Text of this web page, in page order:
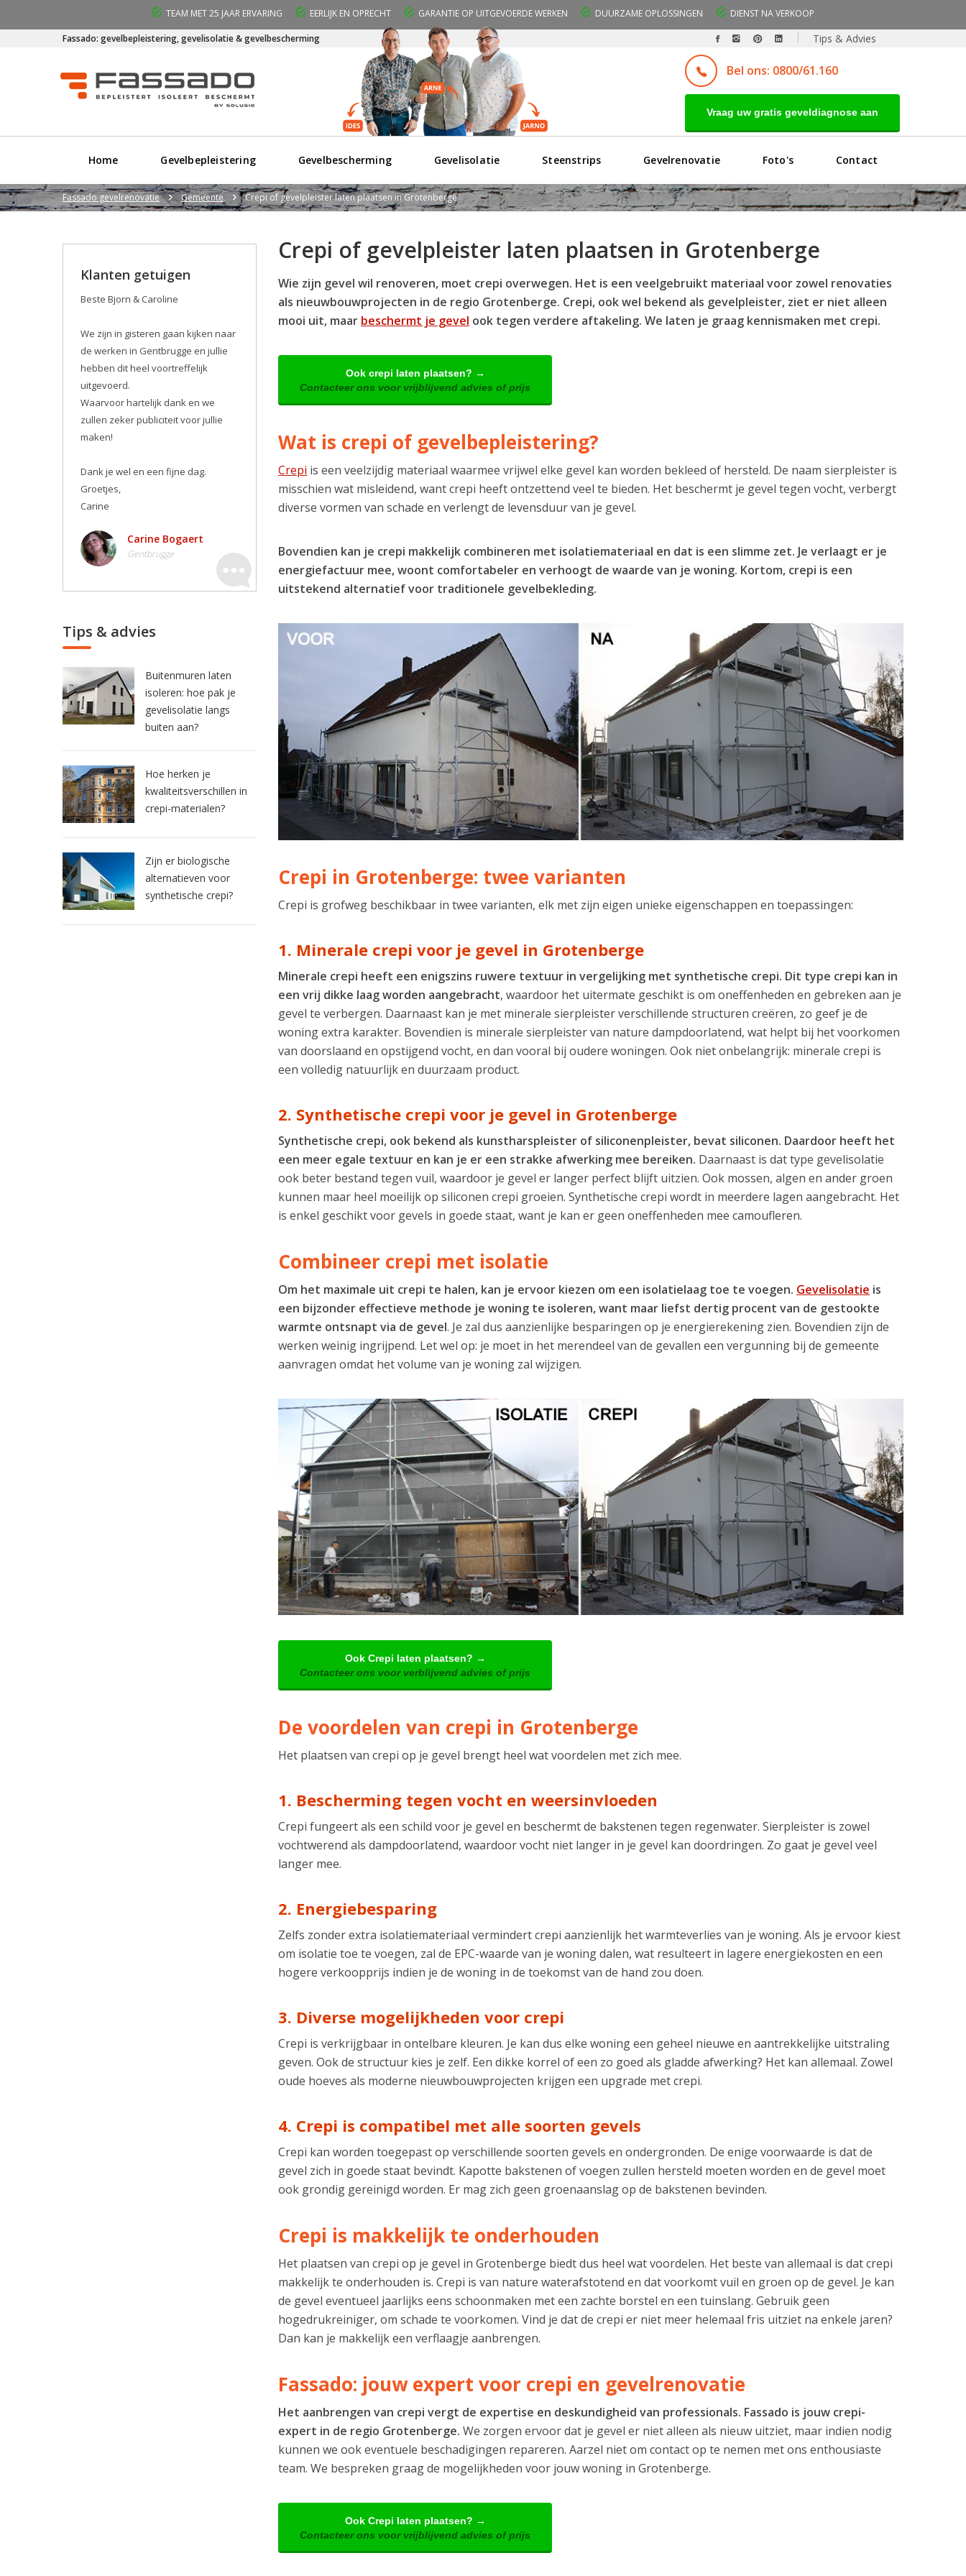
TEAM MET 25 JAAR ERVARING EERLIJK EN OPRECHT GARANTIE OP UITGEVOERDE WERKEN DUURZAME OPLOSSINGEN DIENST NA VERKOOP
Fassado: gevelbepleistering, gevelisolatie & gevelbescherming Tips & Advies
Bel ons: 0800/61.160
Vraag uw gratis geveldiagnose aan
Home Gevelbepleistering Gevelbescherming Gevelisolatie Steenstrips Gevelrenovatie Foto's Contact
Fassado gevelrenovatie Gemeente Crepi of gevelpleister laten plaatsen in Grotenberge
Crepi of gevelpleister laten plaatsen in Grotenberge
Wie zijn gevel wil renoveren, moet crepi overwegen. Het is een veelgebruikt materiaal voor zowel renovaties
als nieuwbouwprojecten in de regio Grotenberge. Crepi, ook wel bekend als gevelpleister, ziet er niet alleen
mooi uit, maar beschermt je gevel ook tegen verdere aftakeling. We laten je graag kennismaken met crepi.
Ook crepi laten plaatsen? →
Contacteer ons voor vrijblijvend advies of prijs
Wat is crepi of gevelbepleistering?
Crepi is een veelzijdig materiaal waarmee vrijwel elke gevel kan worden bekleed of hersteld. De naam sierpleister is
misschien wat misleidend, want crepi heeft ontzettend veel te bieden. Het beschermt je gevel tegen vocht, verbergt
diverse vormen van schade en verlengt de levensduur van je gevel.
Bovendien kan je crepi makkelijk combineren met isolatiemateriaal en dat is een slimme zet. Je verlaagt er je
energiefactuur mee, woont comfortabeler en verhoogt de waarde van je woning. Kortom, crepi is een
uitstekend alternatief voor traditionele gevelbekleding.
Crepi in Grotenberge: twee varianten
Crepi is grofweg beschikbaar in twee varianten, elk met zijn eigen unieke eigenschappen en toepassingen:
1. Minerale crepi voor je gevel in Grotenberge
Minerale crepi heeft een enigszins ruwere textuur in vergelijking met synthetische crepi. Dit type crepi kan in
een vrij dikke laag worden aangebracht, waardoor het uitermate geschikt is om oneffenheden en gebreken aan je
gevel te verbergen. Daarnaast kan je met minerale sierpleister verschillende structuren creëren, zo geef je de
woning extra karakter. Bovendien is minerale sierpleister van nature dampdoorlatend, wat helpt bij het voorkomen
van doorslaand en opstijgend vocht, en dan vooral bij oudere woningen. Ook niet onbelangrijk: minerale crepi is
een volledig natuurlijk en duurzaam product.
2. Synthetische crepi voor je gevel in Grotenberge
Synthetische crepi, ook bekend als kunstharspleister of siliconenpleister, bevat siliconen. Daardoor heeft het
een meer egale textuur en kan je er een strakke afwerking mee bereiken. Daarnaast is dat type gevelisolatie
ook beter bestand tegen vuil, waardoor je gevel er langer perfect blijft uitzien. Ook mossen, algen en ander groen
kunnen maar heel moeilijk op siliconen crepi groeien. Synthetische crepi wordt in meerdere lagen aangebracht. Het
is enkel geschikt voor gevels in goede staat, want je kan er geen oneffenheden mee camoufleren.
Combineer crepi met isolatie
Om het maximale uit crepi te halen, kan je ervoor kiezen om een isolatielaag toe te voegen. Gevelisolatie is
een bijzonder effectieve methode je woning te isoleren, want maar liefst dertig procent van de gestookte
warmte ontsnapt via de gevel. Je zal dus aanzienlijke besparingen op je energierekening zien. Bovendien zijn de
werken weinig ingrijpend. Let wel op: je moet in het merendeel van de gevallen een vergunning bij de gemeente
aanvragen omdat het volume van je woning zal wijzigen.
Ook Crepi laten plaatsen? →
Contacteer ons voor verblijvend advies of prijs
De voordelen van crepi in Grotenberge
Het plaatsen van crepi op je gevel brengt heel wat voordelen met zich mee.
1. Bescherming tegen vocht en weersinvloeden
Crepi fungeert als een schild voor je gevel en beschermt de bakstenen tegen regenwater. Sierpleister is zowel
vochtwerend als dampdoorlatend, waardoor vocht niet langer in je gevel kan doordringen. Zo gaat je gevel veel
langer mee.
2. Energiebesparing
Zelfs zonder extra isolatiemateriaal vermindert crepi aanzienlijk het warmteverlies van je woning. Als je ervoor kiest
om isolatie toe te voegen, zal de EPC-waarde van je woning dalen, wat resulteert in lagere energiekosten en een
hogere verkoopprijs indien je de woning in de toekomst van de hand zou doen.
3. Diverse mogelijkheden voor crepi
Crepi is verkrijgbaar in ontelbare kleuren. Je kan dus elke woning een geheel nieuwe en aantrekkelijke uitstraling
geven. Ook de structuur kies je zelf. Een dikke korrel of een zo goed als gladde afwerking? Het kan allemaal. Zowel
oude hoeves als moderne nieuwbouwprojecten krijgen een upgrade met crepi.
4. Crepi is compatibel met alle soorten gevels
Crepi kan worden toegepast op verschillende soorten gevels en ondergronden. De enige voorwaarde is dat de
gevel zich in goede staat bevindt. Kapotte bakstenen of voegen zullen hersteld moeten worden en de gevel moet
ook grondig gereinigd worden. Er mag zich geen groenaanslag op de bakstenen bevinden.
Crepi is makkelijk te onderhouden
Het plaatsen van crepi op je gevel in Grotenberge biedt dus heel wat voordelen. Het beste van allemaal is dat crepi
makkelijk te onderhouden is. Crepi is van nature waterafstotend en dat voorkomt vuil en groen op de gevel. Je kan
de gevel eventueel jaarlijks eens schoonmaken met een zachte borstel en een tuinslang. Gebruik geen
hogedrukreiniger, om schade te voorkomen. Vind je dat de crepi er niet meer helemaal fris uitziet na enkele jaren?
Dan kan je makkelijk een verflaagje aanbrengen.
Fassado: jouw expert voor crepi en gevelrenovatie
Het aanbrengen van crepi vergt de expertise en deskundigheid van professionals. Fassado is jouw crepi-
expert in de regio Grotenberge. We zorgen ervoor dat je gevel er niet alleen als nieuw uitziet, maar indien nodig
kunnen we ook eventuele beschadigingen repareren. Aarzel niet om contact op te nemen met ons enthousiaste
team. We bespreken graag de mogelijkheden voor jouw woning in Grotenberge.
Ook Crepi laten plaatsen? →
Contacteer ons voor vrijblijvend advies of prijs
Klanten getuigen
Beste Bjorn & Caroline
We zijn in gisteren gaan kijken naar
de werken in Gentbrugge en jullie
hebben dit heel voortreffelijk
uitgevoerd.
Waarvoor hartelijk dank en we
zullen zeker publiciteit voor jullie
maken! ️
Dank je wel en een fijne dag.
Groetjes,
Carine
Carine Bogaert
Gentbrugge
Tips & advies
Buitenmuren laten
isoleren: hoe pak je
gevelisolatie langs
buiten aan?
Hoe herken je
kwaliteitsverschillen in
crepi-materialen?
Zijn er biologische
alternatieven voor
synthetische crepi?